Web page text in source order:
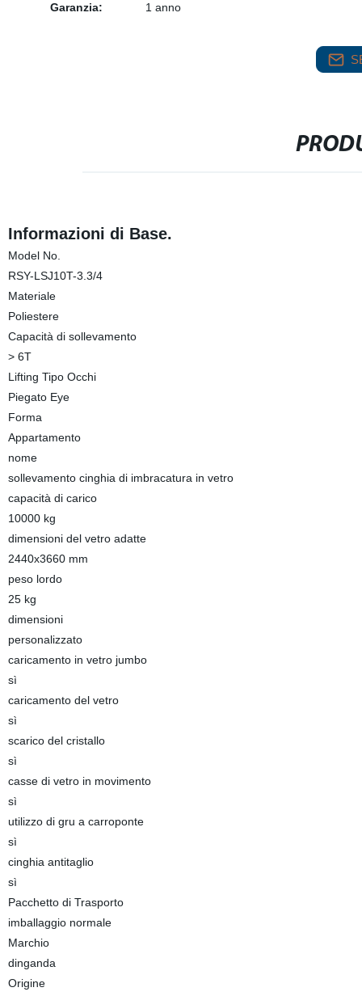
Garanzia:
1 anno
Informazioni di Base.
Model No.
RSY-LSJ10T-3.3/4
Materiale
Poliestere
Capacità di sollevamento
> 6T
Lifting Tipo Occhi
Piegato Eye
Forma
Appartamento
nome
sollevamento cinghia di imbracatura in vetro
capacità di carico
10000 kg
dimensioni del vetro adatte
2440x3660 mm
peso lordo
25 kg
dimensioni
personalizzato
caricamento in vetro jumbo
sì
caricamento del vetro
sì
scarico del cristallo
sì
casse di vetro in movimento
sì
utilizzo di gru a carroponte
sì
cinghia antitaglio
sì
Pacchetto di Trasporto
imballaggio normale
Marchio
dinganda
Origine